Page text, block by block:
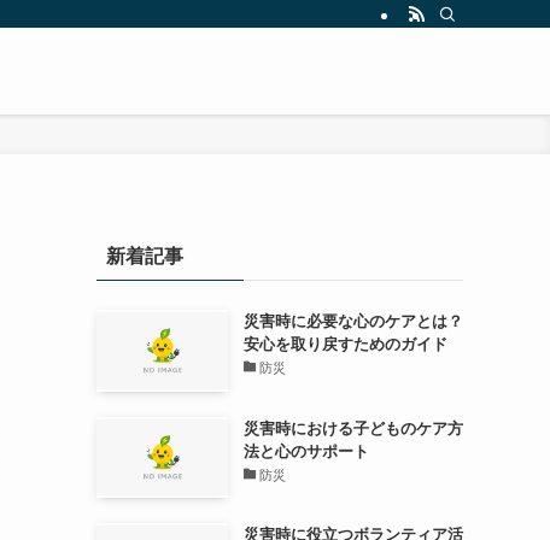
新着記事
災害時に必要な心のケアとは？
安心を取り戻すためのガイド
防災
災害時における子どものケア方
法と心のサポート
防災
災害時に役立つボランティア活